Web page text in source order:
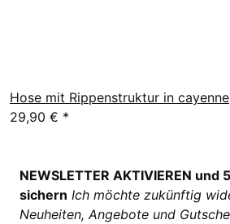
Hose mit Rippenstruktur in cayenne
29,90 € *
NEWSLETTER AKTIVIEREN
sichern Ich möchte zukünftig
Neuheiten, Angebote und